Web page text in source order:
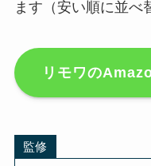
ます（安い順に並べ
リモワの
監修